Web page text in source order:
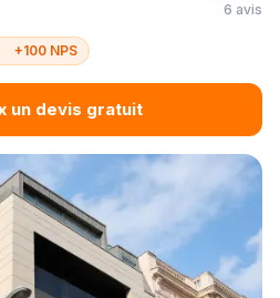
6 avis
+100 NPS
un devis gratuit